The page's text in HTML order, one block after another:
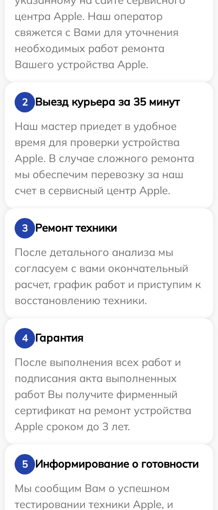
центра Apple. Наш оператор
свяжется с Вами для уточнения
необходимых работ ремонта
Вашего устройства Apple.
2
Выезд курьера за 35 минут
Наш мастер приедет в удобное
время для проверки устройства
Apple. В случае сложного ремонта
мы обеспечим перевозку за наш
счет в сервисный центр Apple.
3
Ремонт техники
После детального анализа мы
согласуем с вами окончательный
расчет, график работ и приступим к
восстановлению техники.
4
Гарантия
После выполнения всех работ и
подписания акта выполненных
работ Вы получите фирменный
сертификат на ремонт устройства
Apple сроком до 3 лет.
5
Информирование о готовности
Мы сообщим Вам о успешном
тестировании техники Apple, и